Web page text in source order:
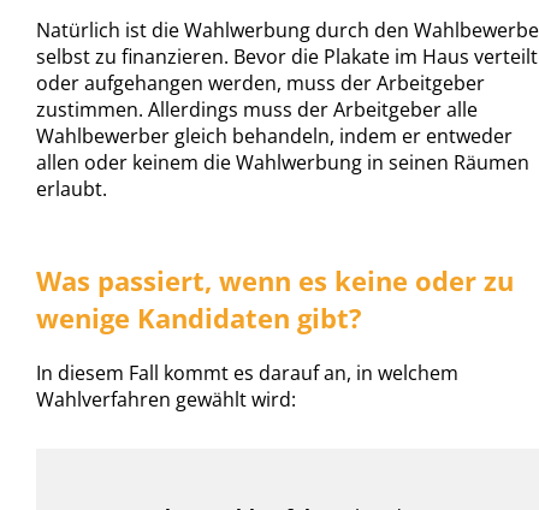
Natürlich ist die Wahlwerbung durch den
selbst zu finanzieren. Bevor die Plakate im Haus verteilt
oder aufgehangen werden, muss der Arbeitgeber
zustimmen. Allerdings muss der Arbeitgeber alle
Wahlbewerber gleich behandeln, indem er entweder
allen oder keinem die Wahlwerbung in seinen Räumen
erlaubt.
Was passiert, wenn es keine oder zu
wenige Kandidaten gibt?
In diesem Fall kommt es darauf an, in welchem
Wahlverfahren gewählt wird: